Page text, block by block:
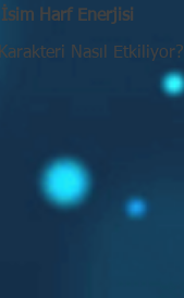
İsim Harf Enerjisi
Karakteri Nasıl Etkiliyor?